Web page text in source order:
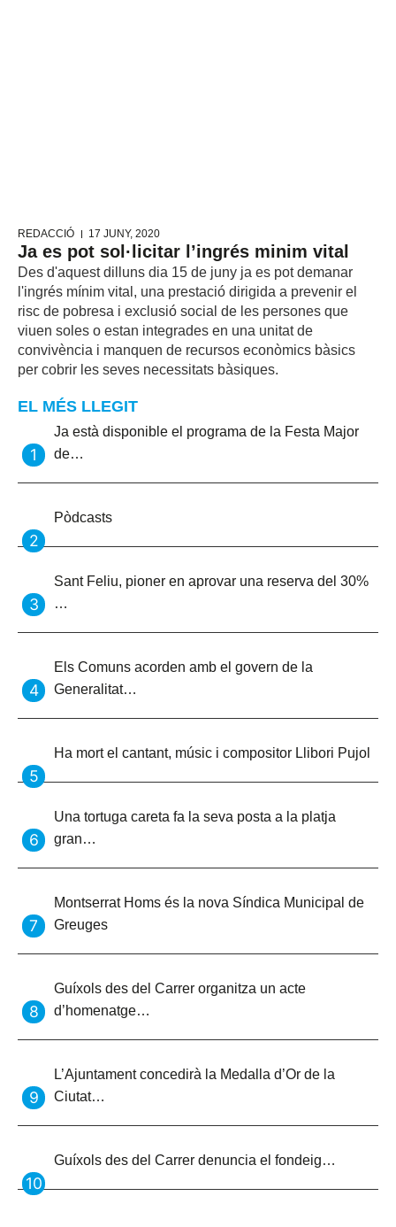
REDACCIÓ 17 JUNY, 2020
Ja es pot sol·licitar l’ingrés minim vital
Des d'aquest dilluns dia 15 de juny ja es pot demanar
l'ingrés mínim vital, una prestació dirigida a prevenir el
risc de pobresa i exclusió social de les persones que
viuen soles o estan integrades en una unitat de
convivència i manquen de recursos econòmics bàsics
per cobrir les seves necessitats bàsiques.
EL MÉS LLEGIT
Ja està disponible el programa de la Festa Major
de…
Pòdcasts
Sant Feliu, pioner en aprovar una reserva del 30%
…
Els Comuns acorden amb el govern de la
Generalitat…
Ha mort el cantant, músic i compositor Llibori Pujol
Una tortuga careta fa la seva posta a la platja
gran…
Montserrat Homs és la nova Síndica Municipal de
Greuges
Guíxols des del Carrer organitza un acte
d’homenatge…
L’Ajuntament concedirà la Medalla d’Or de la
Ciutat…
Guíxols des del Carrer denuncia el fondeig…